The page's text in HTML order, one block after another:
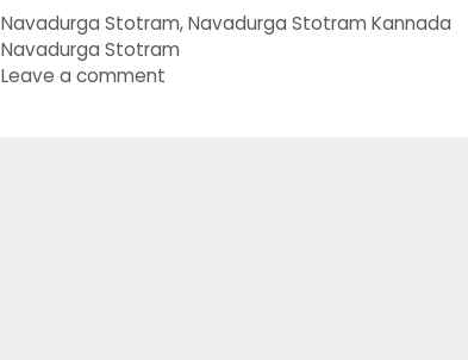
Categories
Navadurga Stotram,Navadurga Stotram Kannada
Tags
Navadurga Stotram
Leave a comment